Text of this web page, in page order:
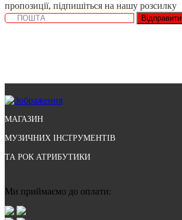
пропозиції, підпишіться на нашу розсилку
Відправити
МАГАЗИН
МУЗИЧНИХ ІНСТРУМЕНТІВ
ТА РОК АТРИБУТИКИ
Ми приймаємо до оплати: